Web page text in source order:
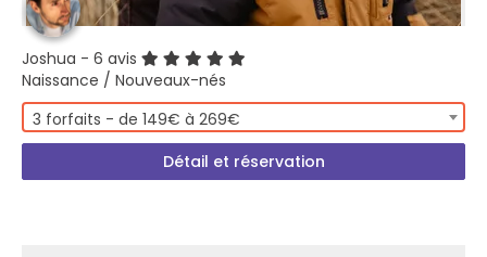
Joshua - 6 avis
Naissance / Nouveaux-nés
3 forfaits - de 149€ à 269€
Détail et réservation